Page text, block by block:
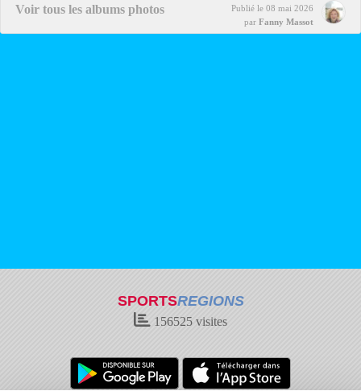
Voir tous les albums photos Publié le 08 mai 2026
par Fanny Massot
SPORTSREGIONS
156525 visites